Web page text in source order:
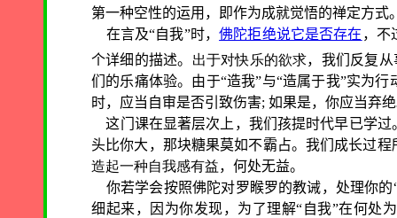
第一种空性的运用，即作为成就觉悟的禅定方式
在言及“自我”时，佛陀拒绝说它是否存在 ，不
个详细的描述。 出于对快乐的欲求，我们反复从
们的乐痛体验。由于“造我”与“造属于我”实为
时，应当自审是否引致伤害; 如果是，你应当弃
这门课在显著层次上，我们孩提时代早已学
头比你大，那块糖果莫如不霸占。我们成长过程
造起一种自我感有益，何处无益。
你若学会按照佛陀对罗睺罗的教诫，处理你
细起来，因为你发现，为了理解“自我”在何处